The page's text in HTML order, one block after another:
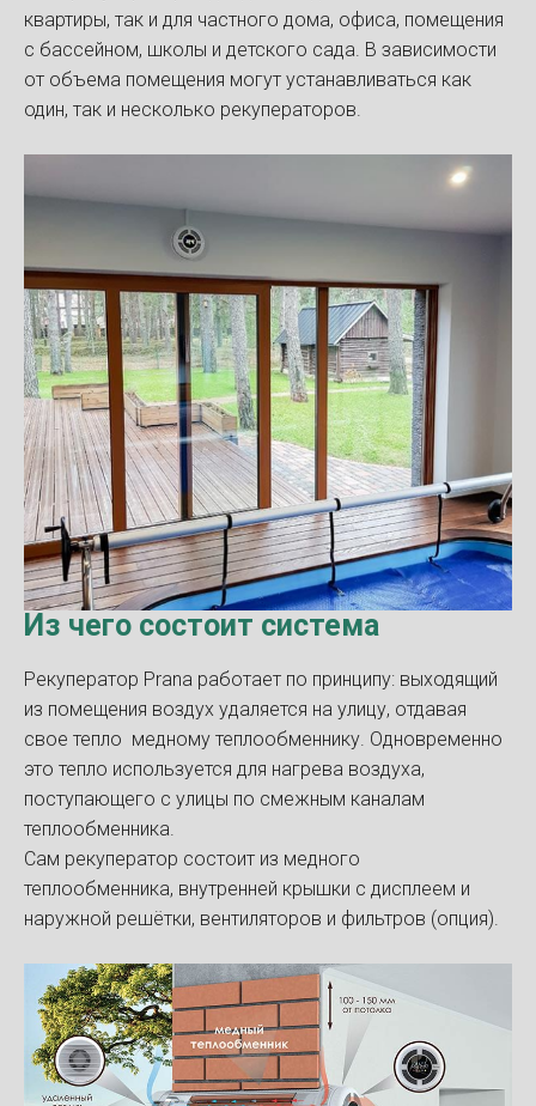
квартиры, так и для частного дома, офиса, помещения
с бассейном, школы и детского сада. В зависимости
от объема помещения могут устанавливаться как
один, так и несколько рекуператоров.
Из чего состоит система
Рекуператор Prana работает по принципу: выходящий
из помещения воздух удаляется на улицу, отдавая
свое тепло медному теплообменнику. Одновременно
это тепло используется для нагрева воздуха,
поступающего с улицы по смежным каналам
теплообменника.
Сам рекуператор состоит из медного
теплообменника, внутренней крышки с дисплеем и
наружной решётки, вентиляторов и фильтров (опция).